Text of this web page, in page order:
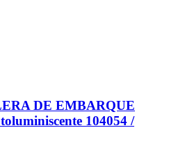
DE EMBARQUE
104054 /